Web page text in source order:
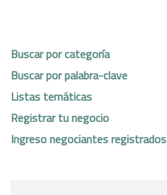
Buscar por categoría
Buscar por palabra-clave
Listas temáticas
Registrar tu negocio
Ingreso negociantes registrados